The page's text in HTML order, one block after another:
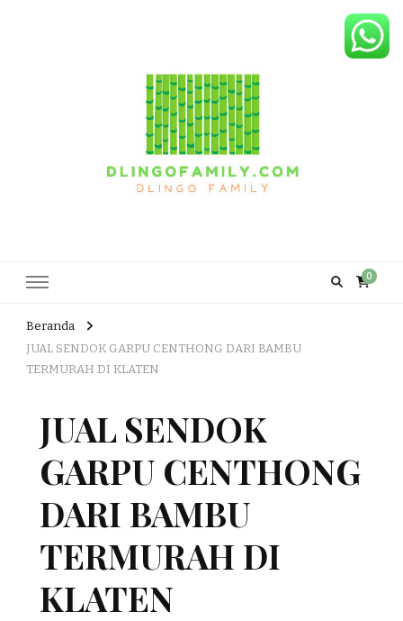
0
Beranda
JUAL SENDOK GARPU CENTHONG DARI BAMBU
TERMURAH DI KLATEN
JUAL SENDOK
GARPU CENTHONG
DARI BAMBU
TERMURAH DI
KLATEN